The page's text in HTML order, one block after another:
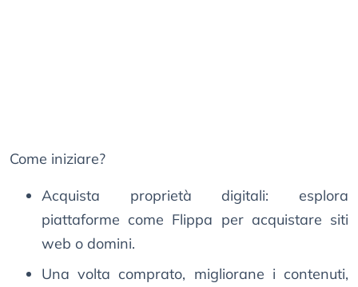
Come iniziare?
Acquista proprietà digitali: esplora
piattaforme come Flippa per acquistare siti
web o domini.
Una volta comprato, migliorane i contenuti,